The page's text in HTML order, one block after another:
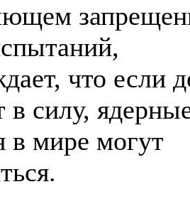
что если
в силу,
в мире могут